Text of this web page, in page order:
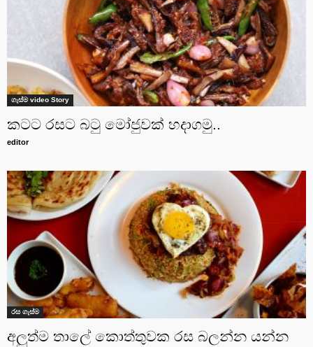
ගැස්ම video Story
කටට රසට බටු මෝජුවක් හදාගමු..
editor
රස ගැස්ම
අලුත්ම තාලේ කොත්තුවක රස බලන්න යන්න